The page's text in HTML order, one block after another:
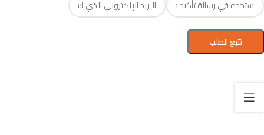
تتبع الطلب